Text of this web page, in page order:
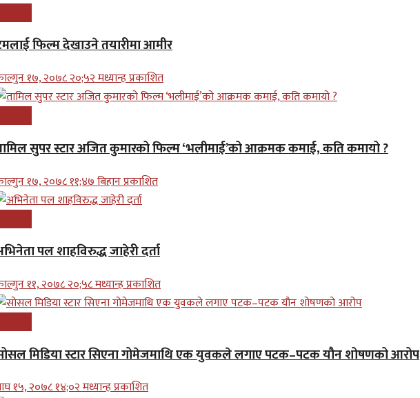
फिल्म देखाउने तयारीमा आमीर
१७, २०७८ २०;५२ मध्यान्ह प्रकाशित
सुपर स्टार अजित कुमारको फिल्म ‘भलीमाई’को आक्रमक कमाई, कति कमायो ?
१७, २०७८ ११;४७ बिहान प्रकाशित
पल शाहविरुद्ध जाहेरी दर्ता
११, २०७८ २०;५८ मध्यान्ह प्रकाशित
मिडिया स्टार सिएना गोमेजमाथि एक युवकले लगाए पटक–पटक यौन शोषणको आरोप
१५, २०७८ १४;०२ मध्यान्ह प्रकाशित